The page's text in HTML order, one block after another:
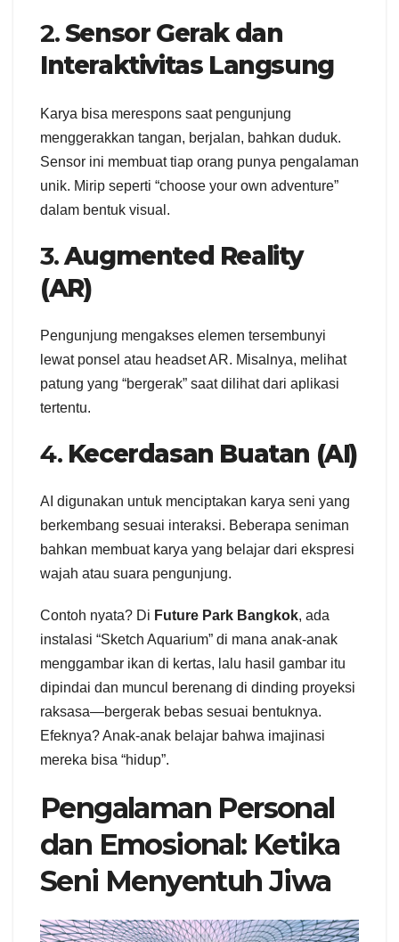
2.Sensor Gerak dan
Interaktivitas Langsung
Karya bisa merespons saat pengunjung
menggerakkan tangan, berjalan, bahkan duduk.
Sensor ini membuat tiap orang punya pengalaman
unik. Mirip seperti “choose your own adventure”
dalam bentuk visual.
3.Augmented Reality
(AR)
Pengunjung mengakses elemen tersembunyi
lewat ponsel atau headset AR. Misalnya, melihat
patung yang “bergerak” saat dilihat dari aplikasi
tertentu.
4. Kecerdasan Buatan (AI)
AI digunakan untuk menciptakan karya seni yang
berkembang sesuai interaksi. Beberapa seniman
bahkan membuat karya yang belajar dari ekspresi
wajah atau suara pengunjung.
Contoh nyata? Di Future Park Bangkok, ada
instalasi “Sketch Aquarium” di mana anak-anak
menggambar ikan di kertas, lalu hasil gambar itu
dipindai dan muncul berenang di dinding proyeksi
raksasa—bergerak bebas sesuai bentuknya.
Efeknya? Anak-anak belajar bahwa imajinasi
mereka bisa “hidup”.
Pengalaman Personal
dan Emosional: Ketika
Seni Menyentuh Jiwa